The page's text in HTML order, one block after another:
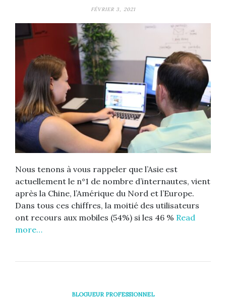
FÉVRIER 3, 2021
Nous tenons à vous rappeler que l’Asie est
actuellement le n°1 de nombre d’internautes, vient
après la Chine, l’Amérique du Nord et l’Europe.
Dans tous ces chiffres, la moitié des utilisateurs
ont recours aux mobiles (54%) si les 46 % Read
more…
BLOGUEUR PROFESSIONNEL